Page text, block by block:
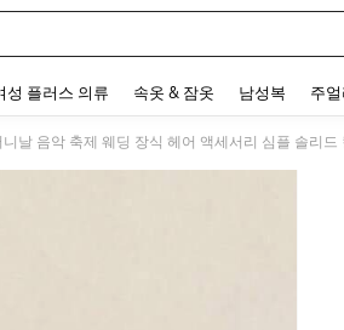
성 플러스 의류 속옷 & 잠옷 남성복 주
날 음악 축제 웨딩 장식 헤어 액세서리 심플 솔리